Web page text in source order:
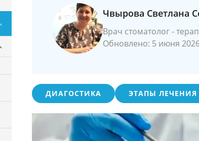
Чвырова Светлана
Врач стоматолог -
Обновлено: 5 июня
ДИАГОСТИКА ЭТАПЫ ЛЕЧЕНИЯ